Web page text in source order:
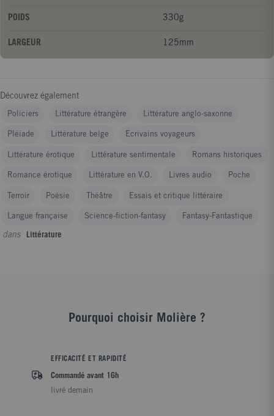
classiques, enseignement à Rouen. Malade, se retire à Bayonne
en 1940, meurt en 1956 à Cambo-les-Bains, après avoir écrit
POIDS 330g
LARGEUR 125mm
Découvrez également
Policiers Littérature étrangère Littérature anglo-saxonne
Pléiade Littérature belge Ecrivains voyageurs
Littérature érotique Littérature sentimentale Romans historiques
Romance érotique Littérature en V.O. Livres audio Poche
Terroir Poésie Théâtre Essais et critique littéraire
Langue française Science-fiction-fantasy Fantasy-Fantastique
dans Littérature
Pourquoi choisir Molière ?
EFFICACITÉ ET RAPIDITÉ
Commandé avant 16h
livré demain